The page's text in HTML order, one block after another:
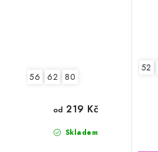
56 62 80
Skladem
od 219 Kč
52